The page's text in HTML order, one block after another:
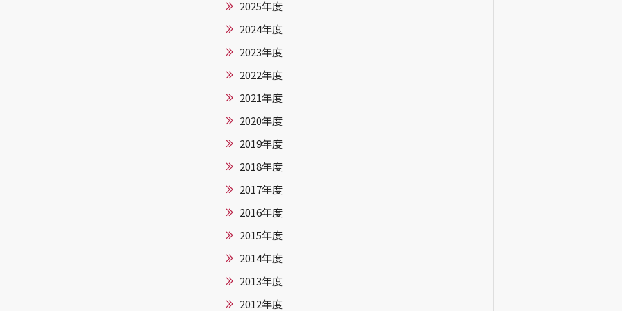
2025年度
2024年度
2023年度
2022年度
2021年度
2020年度
2019年度
2018年度
2017年度
2016年度
2015年度
2014年度
2013年度
2012年度